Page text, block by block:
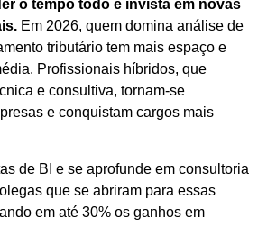
o tempo todo e invista em novas
Em 2026, quem domina análise de
tributário tem mais espaço e
Profissionais híbridos, que
e consultiva, tornam-se
e conquistam cargos mais
de BI e se aprofunde em consultoria
que se abriram para essas
em até 30% os ganhos em